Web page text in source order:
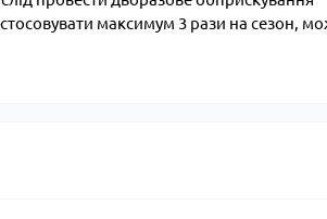
максимум 3 рази на сезон,